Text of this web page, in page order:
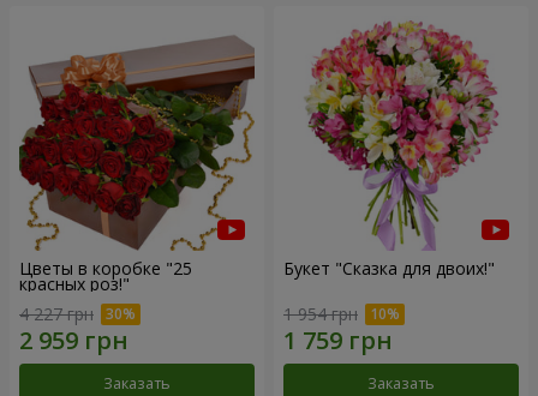
Цветы в коробке "25
красных роз!"
4 227 грн
Заказать
Букет "Сказка для двоих!"
1 954 грн
Заказать